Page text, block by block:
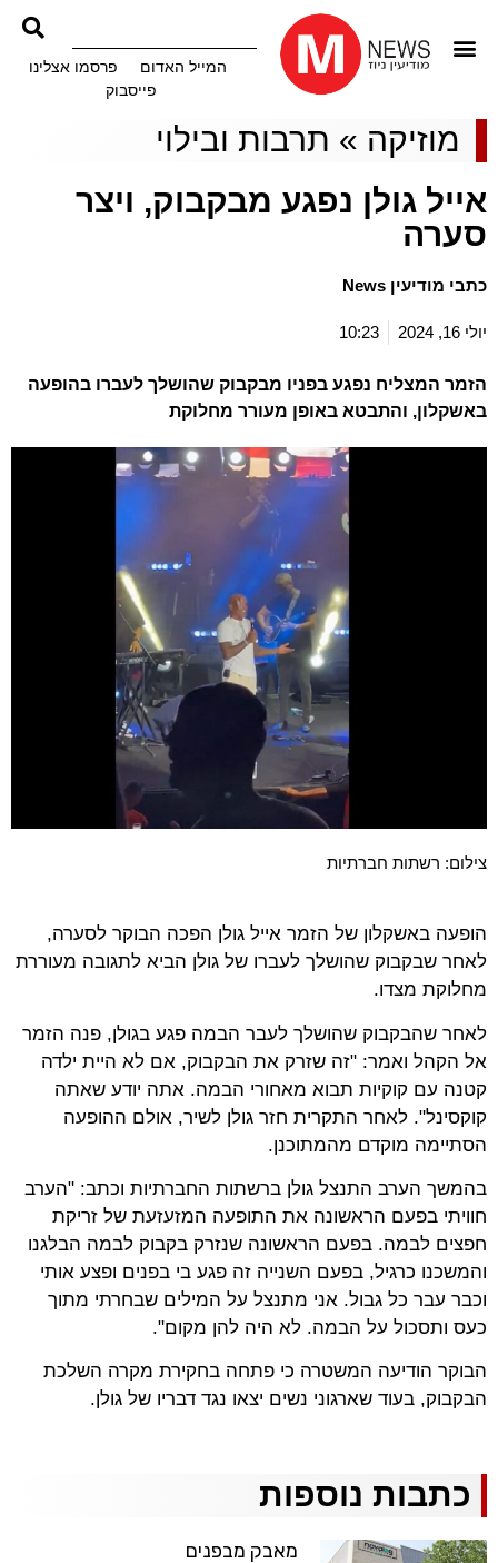
המייל האדום
פרסמו אצלינו
פייסבוק
מוזיקה » תרבות ובילוי
אייל גולן נפגע מבקבוק, ויצר
סערה
כתבי מודיעין News
יולי 16, 2024 10:23
הזמר המצליח נפגע בפניו מבקבוק שהושלך לעברו בהופעה
באשקלון, והתבטא באופן מעורר מחלוקת
צילום: רשתות חברתיות
הופעה באשקלון של הזמר אייל גולן הפכה הבוקר לסערה,
לאחר שבקבוק שהושלך לעברו של גולן הביא לתגובה מעוררת
מחלוקת מצדו.
לאחר שהבקבוק שהושלך לעבר הבמה פגע בגולן, פנה הזמר
אל הקהל ואמר: "זה שזרק את הבקבוק, אם לא היית ילדה
קטנה עם קוקיות תבוא מאחורי הבמה. אתה יודע שאתה
קוקסינל". לאחר התקרית חזר גולן לשיר, אולם ההופעה
הסתיימה מוקדם מהמתוכנן.
בהמשך הערב התנצל גולן ברשתות החברתיות וכתב: "הערב
חוויתי בפעם הראשונה את התופעה המזעזעת של זריקת
חפצים לבמה. בפעם הראשונה שנזרק בקבוק לבמה הבלגנו
והמשכנו כרגיל, בפעם השנייה זה פגע בי בפנים ופצע אותי
וכבר עבר כל גבול. אני מתנצל על המילים שבחרתי מתוך
כעס ותסכול על הבמה. לא היה להן מקום".
הבוקר הודיעה המשטרה כי פתחה בחקירת מקרה השלכת
הבקבוק, בעוד שארגוני נשים יצאו נגד דבריו של גולן.
כתבות נוספות
מאבק מבפנים